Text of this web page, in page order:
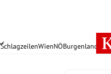
SchlagzeilenWienNÖBurgenland